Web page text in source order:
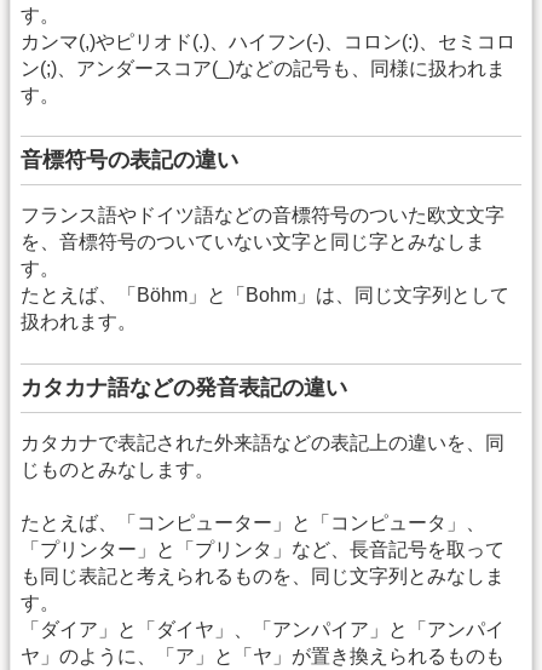
す。
カンマ(,)やピリオド(.)、ハイフン(-)、コロン(:)、セミコロ
ン(;)、アンダースコア(_)などの記号も、同様に扱われま
す。
音標符号の表記の違い
フランス語やドイツ語などの音標符号のついた欧文文字
を、音標符号のついていない文字と同じ字とみなしま
す。
たとえば、「Böhm」と「Bohm」は、同じ文字列として
扱われます。
カタカナ語などの発音表記の違い
カタカナで表記された外来語などの表記上の違いを、同
じものとみなします。
たとえば、「コンピューター」と「コンピュータ」、
「プリンター」と「プリンタ」など、長音記号を取って
も同じ表記と考えられるものを、同じ文字列とみなしま
す。
「ダイア」と「ダイヤ」、「アンパイア」と「アンパイ
ヤ」のように、「ア」と「ヤ」が置き換えられるものも